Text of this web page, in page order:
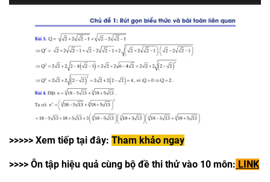
>>>>> Xem tiếp tại đây: Tham khảo ngay
>>>> Ôn tập hiệu quả cùng bộ đề thi thử vào 10 môn: LINK